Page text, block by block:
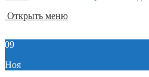
Открыть меню
09
Ноя